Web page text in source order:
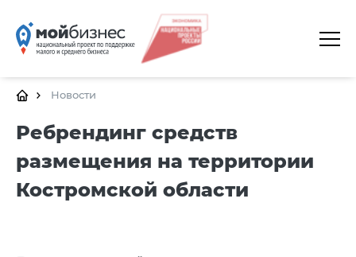
ГЛАВНАЯ
ЦЕНТРЫ
КАЛЕНДАРЬ МЕРОПРИЯТИЙ
Новости
Ребрендинг средств
размещения на территории
Костромской области